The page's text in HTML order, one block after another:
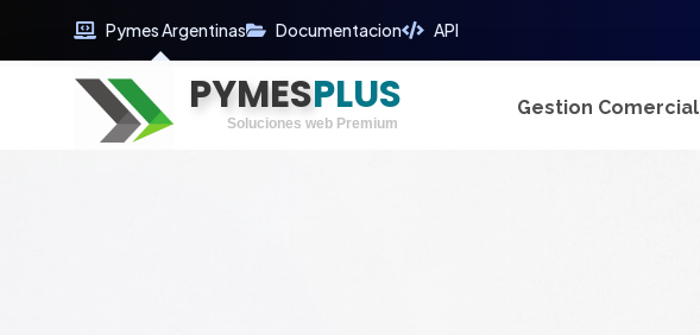
Pymes Argentinas Documentacion API
PYMESPLUS
Digitaliza tu éxito
Soluciones web Premium
Gestion Comercial